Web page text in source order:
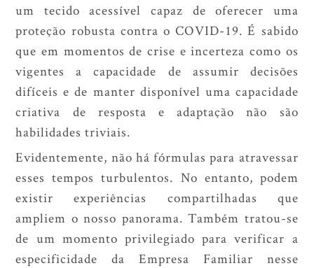
um tecido acessível capaz de oferecer uma
proteção robusta contra o COVID-19. É sabido
que em momentos de crise e incerteza como os
vigentes a capacidade de assumir decisões
difíceis e de manter disponível uma capacidade
criativa de resposta e adaptação não são
habilidades triviais.
Evidentemente, não há fórmulas para atravessar
esses tempos turbulentos. No entanto, podem
existir experiências compartilhadas que
ampliem o nosso panorama. Também tratou-se
de um momento privilegiado para verificar a
especificidade da Empresa Familiar nesse